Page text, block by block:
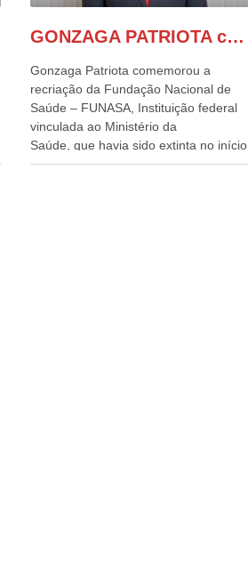
GONZAGA PATRIOTA comemora o retorno da FUNASA
Gonzaga Patriota comemorou a
recriação da Fundação Nacional de
Saúde – FUNASA, Instituição federal
vinculada ao Ministério da
Saúde, que havia sido extinta no início
do terceiro governo do